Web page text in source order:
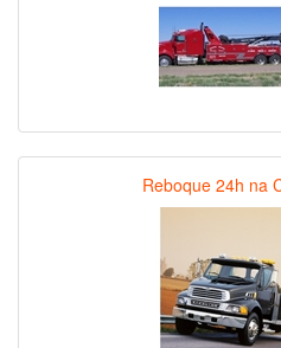
Reboque 24h na